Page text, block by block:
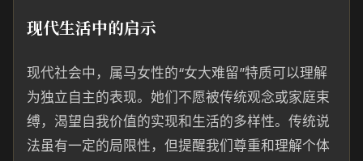
现代生活中的启示
现代社会中，属马女性的“女大难留”特质可以理解
为独立自主的表现。她们不愿被传统观念或家庭束
缚，渴望自我价值的实现和生活的多样性。传统说
法虽有一定的局限性，但提醒我们尊重和理解个体